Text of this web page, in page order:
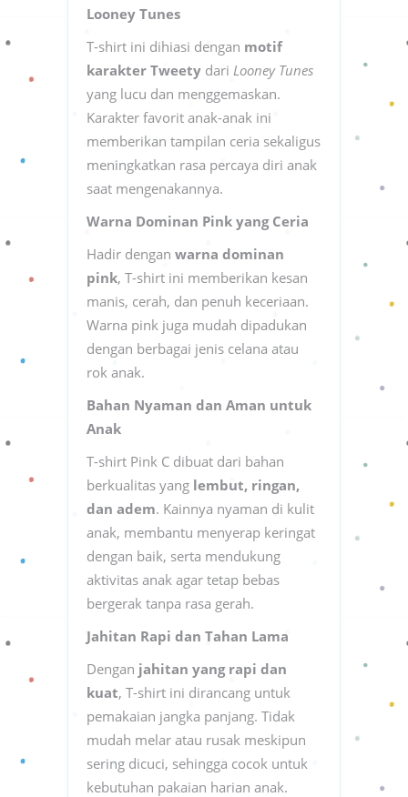
Looney Tunes
T-shirt ini dihiasi dengan motif
karakter Tweety dari Looney Tunes
yang lucu dan menggemaskan.
Karakter favorit anak-anak ini
memberikan tampilan ceria sekaligus
meningkatkan rasa percaya diri anak
saat mengenakannya.
Warna Dominan Pink yang Ceria
Hadir dengan warna dominan
pink, T-shirt ini memberikan kesan
manis, cerah, dan penuh keceriaan.
Warna pink juga mudah dipadukan
dengan berbagai jenis celana atau
rok anak.
Bahan Nyaman dan Aman untuk
Anak
T-shirt Pink C dibuat dari bahan
berkualitas yang lembut, ringan,
dan adem. Kainnya nyaman di kulit
anak, membantu menyerap keringat
dengan baik, serta mendukung
aktivitas anak agar tetap bebas
bergerak tanpa rasa gerah.
Jahitan Rapi dan Tahan Lama
Dengan jahitan yang rapi dan
kuat, T-shirt ini dirancang untuk
pemakaian jangka panjang. Tidak
mudah melar atau rusak meskipun
sering dicuci, sehingga cocok untuk
kebutuhan pakaian harian anak.